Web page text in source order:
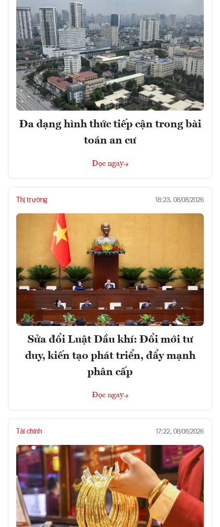
Đa dạng hình thức tiếp cận trong bài
toán an cư
Đọc ngay
Thị trường 18:23, 08/08/2026
Sửa đổi Luật Dầu khí: Đổi mới tư
duy, kiến tạo phát triển, đẩy mạnh
phân cấp
Đọc ngay
Tài chính 17:22, 08/08/2026